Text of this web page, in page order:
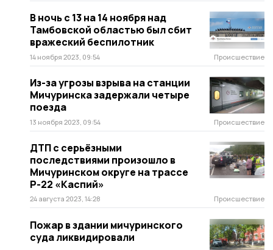
В ночь с 13 на 14 ноября над
Тамбовской областью был сбит
вражеский беспилотник
14 ноября 2023, 09:54 Происшествие
Из-за угрозы взрыва на станции
Мичуринска задержали четыре
поезда
13 ноября 2023, 09:54 Происшествие
ДТП с серьёзными
последствиями произошло в
Мичуринском округе на трассе
Р-22 «Каспий»
24 августа 2023, 14:28 Происшествие
Пожар в здании мичуринского
суда ликвидировали